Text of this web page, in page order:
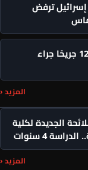
الـ15 نقطة.. إسرائيل ترفض
الصحة اللبنانية: 4335 شهيدًا و12277 جريحًا جراء
المزيد ‹
الجديدة لكلية
4 سنوات
المزيد ‹